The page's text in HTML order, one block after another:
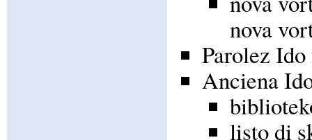
nova
Parolez
Anciena
listo di